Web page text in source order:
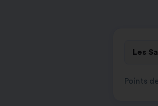
Points